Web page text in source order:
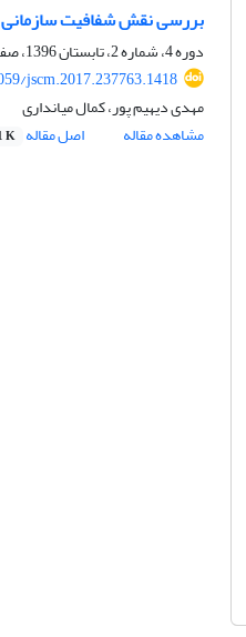
بررسی نقش شفافیت سازمانی
دوره 4، شماره 2، تابستان 1396، صفحه
jscm.2017.237763.1418
مهدی دیهیم پور، کمال میانداری
مشاهده مقاله
اصل مقاله K